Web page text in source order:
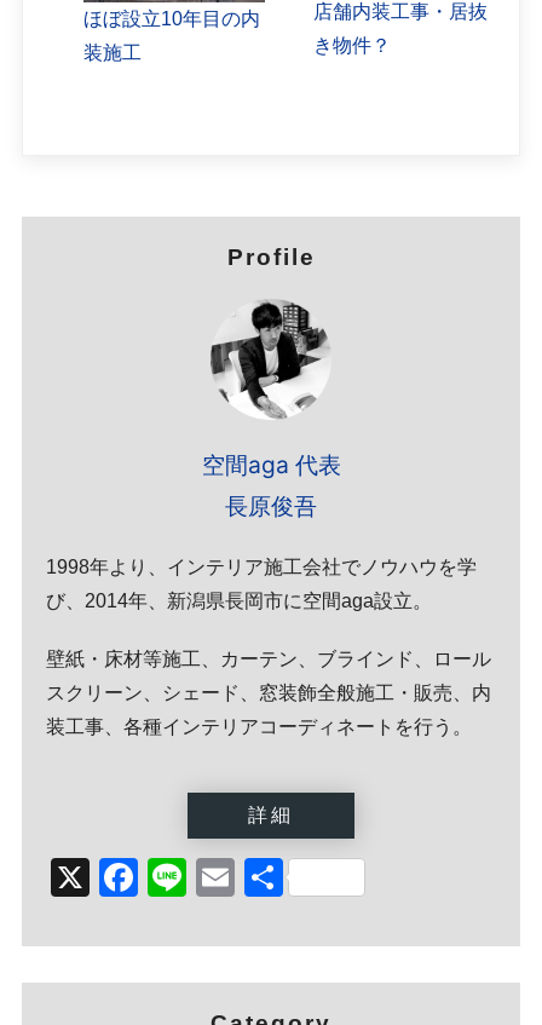
ほぼ設立10年目の内
装施工
店舗内装工事・居抜
き物件？
Profile
空間aga 代表
長原俊吾
1998年より、インテリア施工会社でノウハウを学
び、2014年、新潟県長岡市に空間aga設立。
壁紙・床材等施工、カーテン、ブラインド、ロール
スクリーン、シェード、窓装飾全般施工・販売、内
装工事、各種インテリアコーディネートを行う。
詳細
X Facebook
LineEmailShare